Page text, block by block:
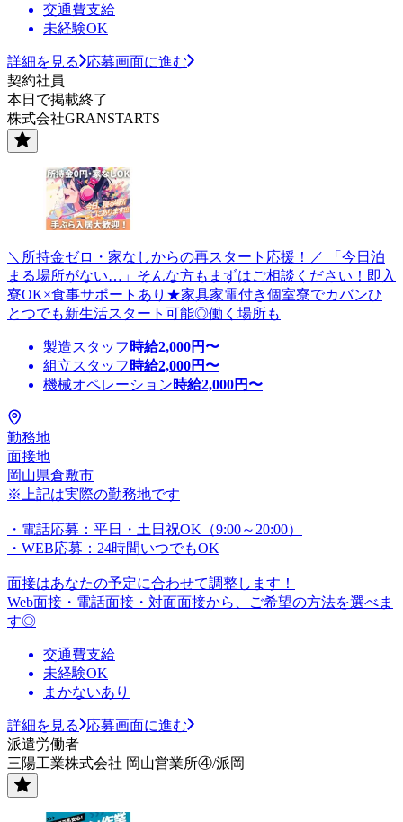
交通費支給
未経験OK
詳細を見る
応募画面に進む
契約社員
本日で掲載終了
株式会社GRANSTARTS
＼所持金ゼロ・家なしからの再スタート応援！／ 「今日泊
まる場所がない…」そんな方もまずはご相談ください！即入
寮OK×食事サポートあり★家具家電付き個室寮でカバンひ
とつでも新生活スタート可能◎働く場所も
製造スタッフ 時給2,000円〜
組立スタッフ 時給2,000円〜
機械オペレーション時給2,000円〜
勤務地
面接地
岡山県倉敷市
※上記は実際の勤務地です
・電話応募：平日・土日祝OK（9:00～20:00）
・WEB応募：24時間いつでもOK
面接はあなたの予定に合わせて調整します！
Web面接・電話面接・対面面接から、ご希望の方法を選べま
す◎
交通費支給
未経験OK
まかないあり
詳細を見る
応募画面に進む
派遣労働者
三陽工業株式会社 岡山営業所④/派岡